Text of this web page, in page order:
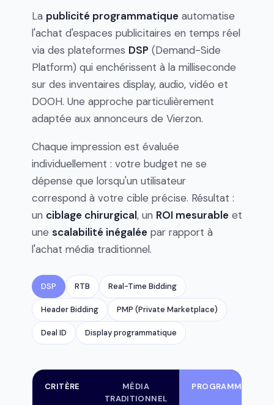
La publicité programmatique automatise
l'achat d'espaces publicitaires en temps réel
via des plateformes DSP (Demand-Side
Platform) qui enchérissent à la milliseconde
sur des inventaires display, audio, vidéo et
DOOH. Une approche particulièrement
adaptée aux annonceurs de Vierzon.
Chaque impression est évaluée
individuellement : votre budget ne se
dépense que lorsqu'un utilisateur
correspond à votre cible précise. Résultat :
un ciblage chirurgical, un ROI mesurable et
une scalabilité inégalée par rapport à
l'achat média traditionnel.
DSP RTB Real-Time Bidding
Header Bidding PMP (Private Marketplace)
Deal ID Display programmatique
CRITÈRE
MÉDIA
TRADITIONNEL
PROGRAMMATIQUE